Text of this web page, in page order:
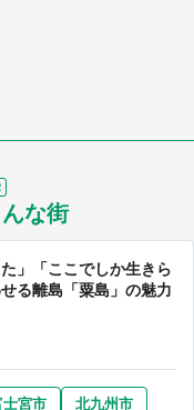
な街
」「ここでしか生きら
る離島「粟島」の魅力
宮市 北九州市